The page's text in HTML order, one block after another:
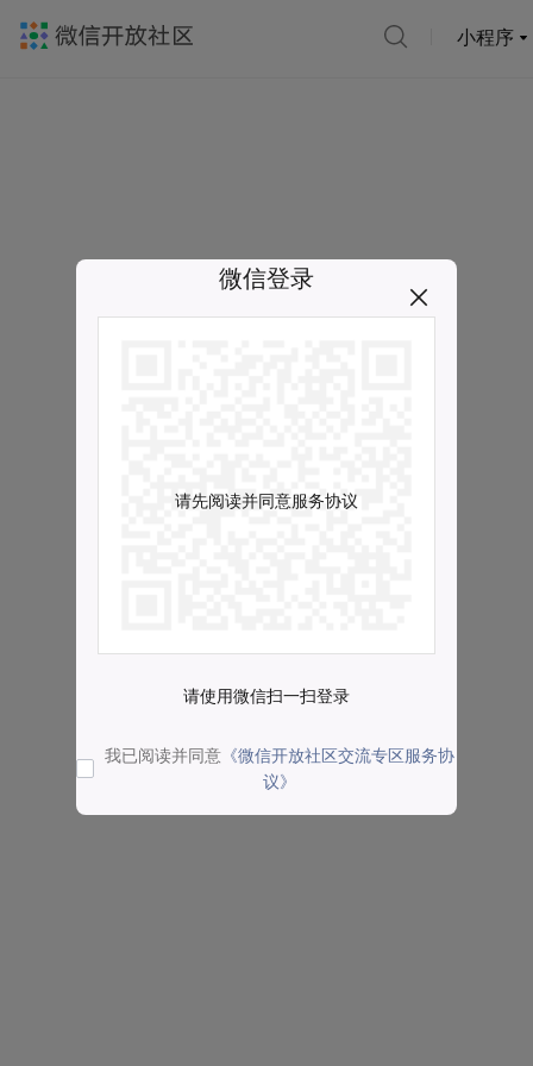
小程序
微信登录
请先阅读并同意服务协议
请使用微信扫一扫登录
我已阅读并同意 《微信开放社区交流专区服务协
议》